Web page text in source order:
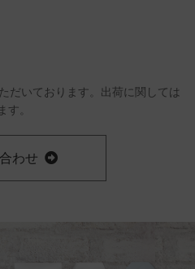
だいております。出荷に関しては
す。
わせ